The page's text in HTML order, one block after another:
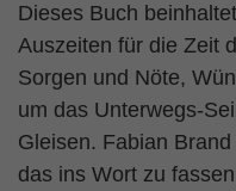
Dieses Buch
Auszeiten für die Zeit
Sorgen und Nöte,
um das Unterwegs-
Gleisen. Fabian
das ins Wort zu